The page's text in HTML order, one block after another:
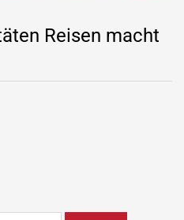
Reisen macht